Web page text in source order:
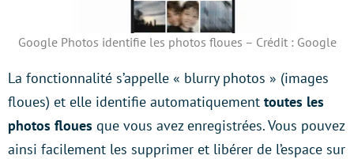
Google Photos identifie les photos floues – Crédit : Google
La fonctionnalité s’appelle « blurry photos » (images
floues) et elle identifie automatiquement toutes les
photos floues que vous avez enregistrées. Vous pouvez
ainsi facilement les supprimer et libérer de l’espace sur